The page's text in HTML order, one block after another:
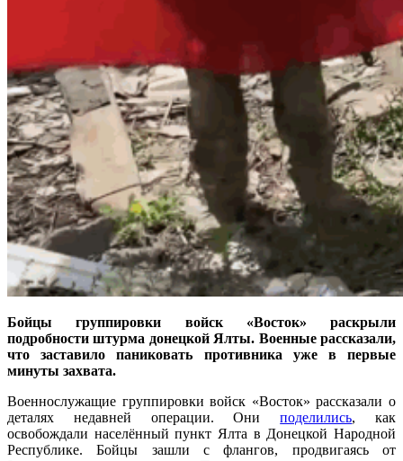
Бойцы группировки войск «Восток» раскрыли
подробности штурма донецкой Ялты. Военные рассказали,
что заставило паниковать противника уже в первые
минуты захвата.
Военнослужащие группировки войск «Восток» рассказали о
деталях недавней операции. Ониподелились, как
освобождали населённый пункт Ялта в Донецкой Народной
Республике. Бойцы зашли с флангов, продвигаясь от